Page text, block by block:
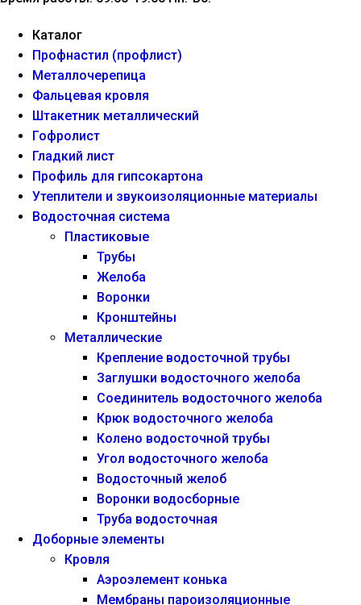
Каталог
Профнастил (профлист)
Металлочерепица
Фальцевая кровля
Штакетник металлический
Гофролист
Гладкий лист
Профиль для гипсокартона
Утеплители и звукоизоляционные материалы
Водосточная система
Пластиковые
Трубы
Желоба
Воронки
Кронштейны
Металлические
Крепление водосточной трубы
Заглушки водосточного желоба
Соединитель водосточного желоба
Крюк водосточного желоба
Колено водосточной трубы
Угол водосточного желоба
Водосточный желоб
Воронки водосборные
Труба водосточная
Доборные элементы
Кровля
Аэроэлемент конька
Мембраны пароизоляционные